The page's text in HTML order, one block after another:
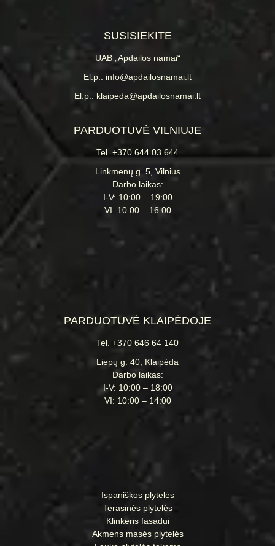
SUSISIEKITE
UAB „Apdailos namai“
El.p.: info@apdailosnamai.lt
El.p.: klaipeda@apdailosnamai.lt
PARDUOTUVĖ VILNIUJE
Tel. +370 644 03 644
Linkmenų g. 5, Vilnius
Darbo laikas:
I-V: 10:00 – 19:00
VI: 10:00 – 16:00
PARDUOTUVĖ KLAIPĖDOJE
Tel. +370 646 64 140
Liepų g. 40, Klaipėda
Darbo laikas:
I-V: 10:00 – 18:00
VI: 10:00 – 14:00
Ispaniškos plytelės
Terasinės plytelės
Klinkeris fasadui
Akmens masės plytelės